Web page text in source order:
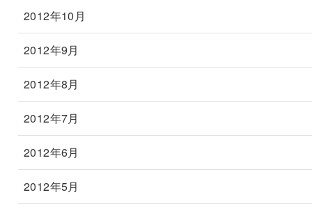
2012年10月
2012年9月
2012年8月
2012年7月
2012年6月
2012年5月